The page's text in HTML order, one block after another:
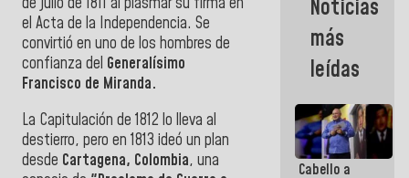
el Acta de la Independencia. Se
convirtió en uno de los hombres de
confianza del Generalísimo
Francisco de Miranda.
La Capitulación de 1812 lo lleva al
destierro, pero en 1813 ideó un plan
desde Cartagena, Colombia, una
emprendedores
afectados
por
terremotos
Noticias
más
leídas
Cabello a